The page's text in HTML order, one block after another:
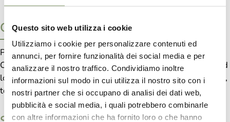
Questo sito web utilizza i cookie
Utilizziamo i cookie per personalizzare contenuti ed
annunci, per fornire funzionalità dei social media e per
analizzare il nostro traffico. Condividiamo inoltre
informazioni sul modo in cui utilizza il nostro sito con i
nostri partner che si occupano di analisi dei dati web,
pubblicità e social media, i quali potrebbero combinarle
con altre informazioni che ha fornito loro o che hanno
Characteristics
Produced from very green and selected olives of the
Casaliva cultivar. Obtained from delicate cold pressing and
low kneading times. The oil is packaged directly in the mill,
to maintain all the properties of a new freshly pressed oil.